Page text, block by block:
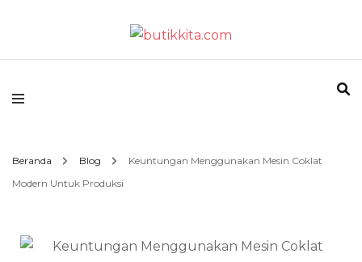
butikkita.com
Beranda Blog
Keuntungan Menggunakan Mesin Coklat
Modern Untuk Produksi